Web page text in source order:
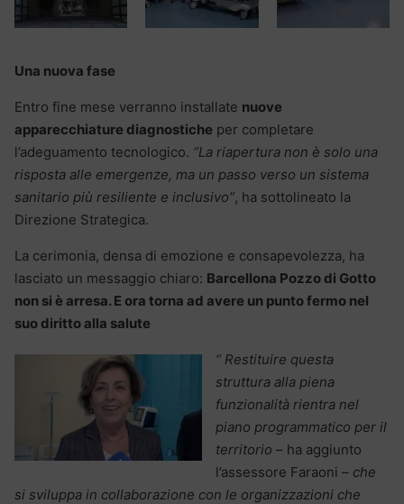
Una nuova fase
Entro fine mese verranno installate nuove
apparecchiature diagnostiche per completare
l’adeguamento tecnologico. “La riapertura non è solo una
risposta alle emergenze, ma un passo verso un sistema
sanitario più resiliente e inclusivo”, ha sottolineato la
Direzione Strategica.
La cerimonia, densa di emozione e consapevolezza, ha
lasciato un messaggio chiaro: Barcellona Pozzo di Gotto
non si è arresa. E ora torna ad avere un punto fermo nel
suo diritto alla salute
“ Restituire questa
struttura alla piena
funzionalità rientra nel
piano programmatico per il
territorio – ha aggiunto
l’assessore Faraoni – che
si sviluppa in collaborazione con le organizzazioni che